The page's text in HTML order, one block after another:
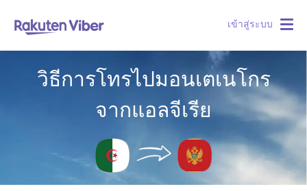
เข้าสู่ระบบ
วิธีการโทรไปมอนเตเนโกร
จากแอลจีเรีย